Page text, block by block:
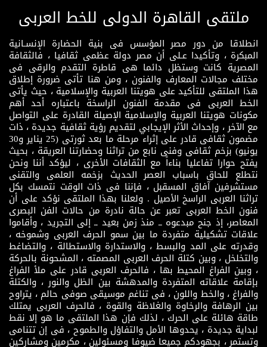
ملتقى القاهرة الدولى للخط العربى
انطلاقا من دور مصر المؤسس فى بنية الحضارة الإنسـانية
المبكرة ، وتأكيدا عـلى أن مصر دولة عظمى ثقافيا ، فالثقافة
المصرية كانت وستظل دائما هى قاطرة التقدم والرقى فى
مختلف مجالات المعارف والفنون ، ومن هنا تأتى ضرورة إطلاق
هذا الملتقى للتأكيد على هويتنا العربية والإسلامية ، حيث يأتى
الخط العربى فى مقدمة الفنون الراسخة باعتباره أحد أهم
مكونات هويتنا العربية والإسلامية الإصيلة القادرة على التواصل
مع الآخر ، وإحداث الأثر الإيجابي لتقديم رؤية ثقافية جديدة ، ذات
مضمون ثقافى قادر على إثراء مرحلة ما بعد ثورتى (25 يناير و30
يونيو) بزخم ثقافى وفنى نابع من تراثنا وحضارتنا العريقة ، بحيث
يفتح حوارا تفاعليا بناءاً مع الثقافات الأخرى ، ليؤكد أننا ونحن
نتطلع للحاق باسباب العصر الحديث بزخمه العلمى والتقنى
مستشرفين آفاق المسقبل ، فإننا فى ذات الوقت نتمسك بكل
تراثنا العربى الراسخ الأصيل . ولعلنا بهذا الملتقى نؤكد على أن
فنون الخط العربى تعبر عن حالة نادرة من حالات الفن البصرى
المعاصر، إذ جنح مبدعوه ــ منذ زمن بعيد ــ إلى التجريد ، وأقاموا
علاقات تشكيلية متفردة ما بين سمو الحرف العربى وشموخه ،
وقدرته على المد والبسط ، والاستدارة والاستطالة ، والتضاغط
والتخلخل ، وبين كتلة الحرف العربى المصمته ، المشحونة بالحركة
، وبين الفراغ المحيط بها ، فالحرف العربى قادر على ملأ الفراغ
بإقامة علاقاته المتفردة والمدهشة بين الظل والنور ، والكتلة
والفراغ ، والخط واللون ، فى تناغم موسيقى صوفى حالم ، يتراوح
بين الرهافة والرخاوة والغلاظة والقوة ، فالحرف العربى يمتلك
طاقة هائلة على الحرك ، لذلك فإن هذا الملتقى ما هو إلا نقط
لبداية جديدة ، يحدوها الأمل والتفاؤل والطموح ، فى إن تتنامى
وتستمر ، بجهودكم جميعا ضيوفا ومسئولين ، مكرمين ومشاركين